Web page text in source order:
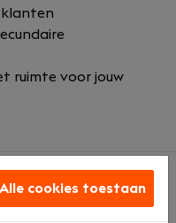
klanten
ruimte voor jouw
Alle cookies toestaan